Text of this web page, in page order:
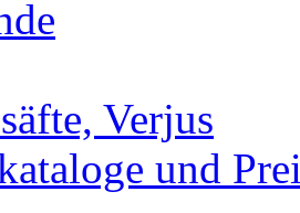
Verjus
und